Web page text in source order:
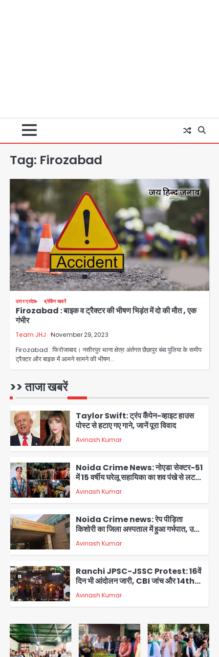
Tag: Firozabad
उत्तर प्रदेश ब्रेकिंग खबरें
Firozabad : बाइक व ट्रैक्टर की भीषण भिड़ंत में दो की मौत , एक
गंभीर
Team JHJ November 29, 2023
Firozabad : फिरोजाबाद। नसीरपुर थाना क्षेत्र अंर्तगत छैछापुर बंबा पुलिया के समीप
ट्रैक्टर और बाइक में आमने सामने की भीषण…
>> ताजा खबरें
Taylor Swift: ट्रंप कैंपेन-व्हाइट हाउस
पोस्ट से हटाए गए गाने, जानें पूरा विवाद
Avinash Kumar
3
Noida Crime News: नोएडा सेक्टर-51
में 15 वर्षीय घरेलू सहायिका का शव पंखे से लटका
मिला
Avinash Kumar
4
Noida Crime news: रेप पीड़िता
किशोरी का जिला अस्पताल में हुआ गर्भपात, उधर
सेक्टर-49 में महिला को मिली ब्लास्ट की धमकी
Avinash Kumar
Ranchi JPSC-JSSC Protest: 16वें
Exam रद्द करने की मांग
Avinash Kumar
1
Greater Noida Gas
2
Taylor Swift: ट्रंप कैंपेन-व्हाइट हाउस
पोस्ट से हटाए गए गाने, जानें पूरा विवाद
Avinash Kumar
3
Noida Crime News: नोएडा सेक्टर-51
में 15 वर्षीय घरेलू सहायिका का शव पंखे से लटका
मिला
Avinash Kumar
4
Noida Crime news: रेप पीड़िता
किशोरी का जिला अस्पताल में हुआ गर्भपात, उधर
सेक्टर-49 में महिला को मिली ब्लास्ट की धमकी
Avinash Kumar
5
Ranchi JPSC-JSSC Protest: 16वें
दिन भी आंदोलन जारी, CBI जांच और 14th
Exam रद्द करने की मांग
Avinash Kumar
1
Greater Noida Gas
Connection Fraud: बुजुर्ग से वीडियो
कॉल पर 9.77 लाख की साइबर फ्रॉड
Avinash Kumar